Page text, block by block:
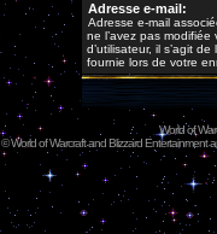
Adresse e-mail:
Adresse e-mail
ne l’avez pas
d’utilisateur, il s’agit
fournie lors de votre
World of
©World of Warcraft and Blizzard Entertainment